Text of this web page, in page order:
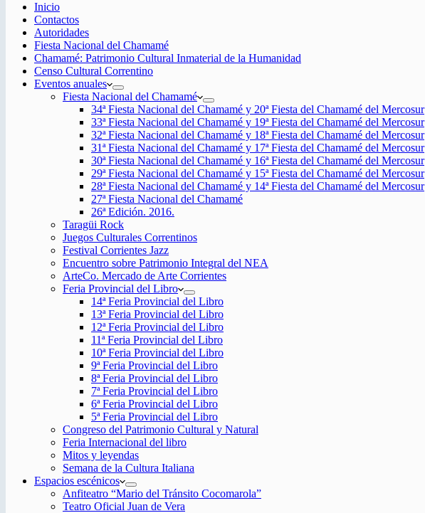
Inicio
Contactos
Autoridades
Fiesta Nacional del Chamamé
Chamamé: Patrimonio Cultural Inmaterial de la Humanidad
Censo Cultural Correntino
Eventos anuales
Fiesta Nacional del Chamamé
34ª Fiesta Nacional del Chamamé y 20ª Fiesta del Chamamé del Mercosur
33ª Fiesta Nacional del Chamamé y 19ª Fiesta del Chamamé del Mercosur
32ª Fiesta Nacional del Chamamé y 18ª Fiesta del Chamamé del Mercosur
31ª Fiesta Nacional del Chamamé y 17ª Fiesta del Chamamé del Mercosur
30ª Fiesta Nacional del Chamamé y 16ª Fiesta del Chamamé del Mercosur
29ª Fiesta Nacional del Chamamé y 15ª Fiesta del Chamamé del Mercosur
28ª Fiesta Nacional del Chamamé y 14ª Fiesta del Chamamé del Mercosur
27ª Fiesta Nacional del Chamamé
26ª Edición. 2016.
Taragüi Rock
Juegos Culturales Correntinos
Festival Corrientes Jazz
Encuentro sobre Patrimonio Integral del NEA
ArteCo. Mercado de Arte Corrientes
Feria Provincial del Libro
14ª Feria Provincial del Libro
13ª Feria Provincial del Libro
12ª Feria Provincial del Libro
11ª Feria Provincial del Libro
10ª Feria Provincial del Libro
9ª Feria Provincial del Libro
8ª Feria Provincial del Libro
7ª Feria Provincial del Libro
6ª Feria Provincial del Libro
5ª Feria Provincial del Libro
Congreso del Patrimonio Cultural y Natural
Feria Internacional del libro
Mitos y leyendas
Semana de la Cultura Italiana
Espacios escénicos
Anfiteatro “Mario del Tránsito Cocomarola”
Teatro Oficial Juan de Vera